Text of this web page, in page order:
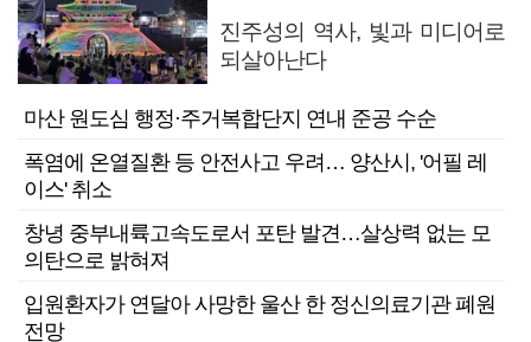
진주성의 역사, 빛과 미디어로
되살아난다
마산 원도심 행정·주거복합단지 연내 준공 수순
폭염에 온열질환 등 안전사고 우려… 양산시, '어필 레
이스' 취소
창녕 중부내륙고속도로서 포탄 발견…살상력 없는 모
의탄으로 밝혀져
입원환자가 연달아 사망한 울산 한 정신의료기관 폐원
전망